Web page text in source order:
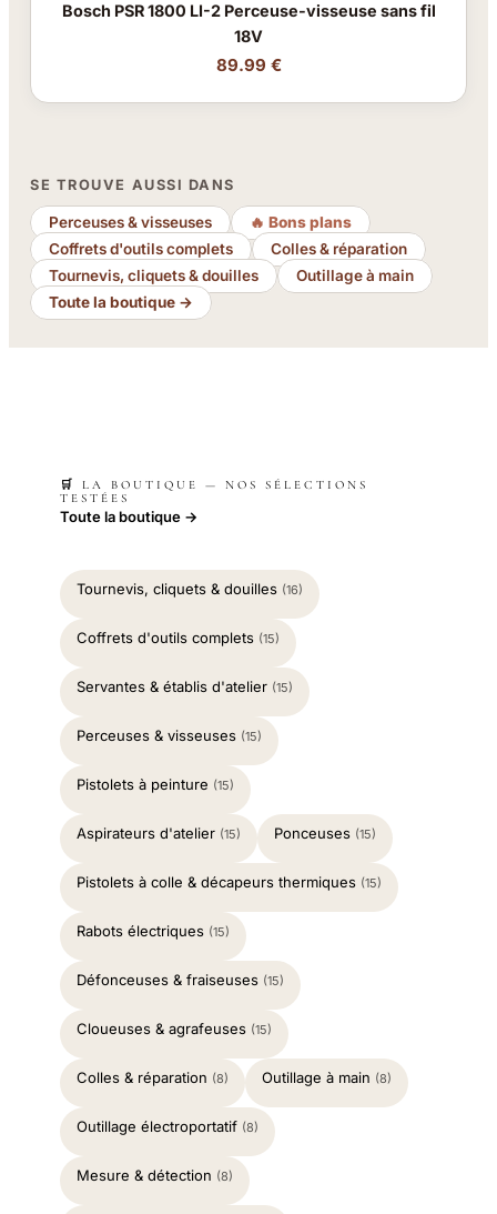
Bosch PSR 1800 LI-2 Perceuse-visseuse sans fil
18V
89.99 €
SE TROUVE AUSSI DANS
Perceuses & visseuses
🔥 Bons plans
Coffrets d'outils complets
Colles & réparation
Tournevis, cliquets & douilles
Outillage à main
Toute la boutique →
🛒 LA BOUTIQUE — NOS SÉLECTIONS
TESTÉES
Toute la boutique →
Tournevis, cliquets & douilles (16)
Coffrets d'outils complets (15)
Servantes & établis d'atelier (15)
Perceuses & visseuses (15)
Pistolets à peinture (15)
Aspirateurs d'atelier (15) Ponceuses (15)
Pistolets à colle & décapeurs thermiques (15)
Rabots électriques (15)
Défonceuses & fraiseuses (15)
Cloueuses & agrafeuses (15)
Colles & réparation (8) Outillage à main (8)
Outillage électroportatif (8)
Mesure & détection (8)